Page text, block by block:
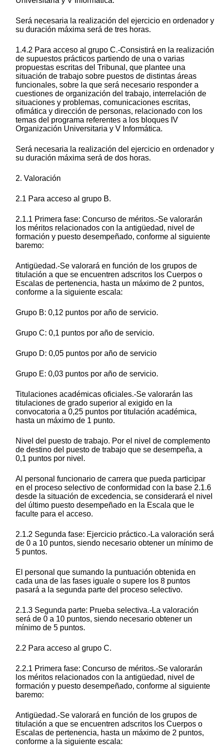
Será necesaria la realización del ejercicio en ordenador y
su duración máxima será de tres horas.
1.4.2 Para acceso al grupo C.-Consistirá en la realización
de supuestos prácticos partiendo de una o varias
propuestas escritas del Tribunal, que plantee una
situación de trabajo sobre puestos de distintas áreas
funcionales, sobre la que será necesario responder a
cuestiones de organización del trabajo, interrelación de
situaciones y problemas, comunicaciones escritas,
ofimática y dirección de personas, relacionado con los
temas del programa referentes a los bloques IV
Organización Universitaria y V Informática.
Será necesaria la realización del ejercicio en ordenador y
su duración máxima será de dos horas.
2. Valoración
2.1 Para acceso al grupo B.
2.1.1 Primera fase: Concurso de méritos.-Se valorarán
los méritos relacionados con la antigüedad, nivel de
formación y puesto desempeñado, conforme al siguiente
baremo:
Antigüedad.-Se valorará en función de los grupos de
titulación a que se encuentren adscritos los Cuerpos o
Escalas de pertenencia, hasta un máximo de 2 puntos,
conforme a la siguiente escala:
Grupo B: 0,12 puntos por año de servicio.
Grupo C: 0,1 puntos por año de servicio.
Grupo D: 0,05 puntos por año de servicio
Grupo E: 0,03 puntos por año de servicio.
Titulaciones académicas oficiales.-Se valorarán las
titulaciones de grado superior al exigido en la
convocatoria a 0,25 puntos por titulación académica,
hasta un máximo de 1 punto.
Nivel del puesto de trabajo. Por el nivel de complemento
de destino del puesto de trabajo que se desempeña, a
0,1 puntos por nivel.
Al personal funcionario de carrera que pueda participar
en el proceso selectivo de conformidad con la base 2.1.6
desde la situación de excedencia, se considerará el nivel
del último puesto desempeñado en la Escala que le
faculte para el acceso.
2.1.2 Segunda fase: Ejercicio práctico.-La valoración será
de 0 a 10 puntos, siendo necesario obtener un mínimo de
5 puntos.
El personal que sumando la puntuación obtenida en
cada una de las fases iguale o supere los 8 puntos
pasará a la segunda parte del proceso selectivo.
2.1.3 Segunda parte: Prueba selectiva.-La valoración
será de 0 a 10 puntos, siendo necesario obtener un
mínimo de 5 puntos.
2.2 Para acceso al grupo C.
2.2.1 Primera fase: Concurso de méritos.-Se valorarán
los méritos relacionados con la antigüedad, nivel de
formación y puesto desempeñado, conforme al siguiente
baremo:
Antigüedad.-Se valorará en función de los grupos de
titulación a que se encuentren adscritos los Cuerpos o
Escalas de pertenencia, hasta un máximo de 2 puntos,
conforme a la siguiente escala: